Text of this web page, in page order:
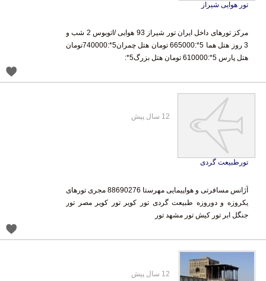
تور هوایی شیراز
مرکز تورهای داخل ایران تور شیراز 93 هوایی /اتوبوس 2 شب و
3 روز هتل هما 5*:665000 تومان هتل چمران5*:740000تومان
هتل پارس 5*:610000 تومان هتل بزرگ5*:
تورطبیعت گردی
آژانس مسافرتی و هواپیمایی مهرستا 88690276 مجری تورهای
یکروزه و دوروزه طبیعت گردی تور کویر تور کویر مصر تور
جنگل ابر تور کیش تور مشهد تور
12 سال پیش
12 سال پیش